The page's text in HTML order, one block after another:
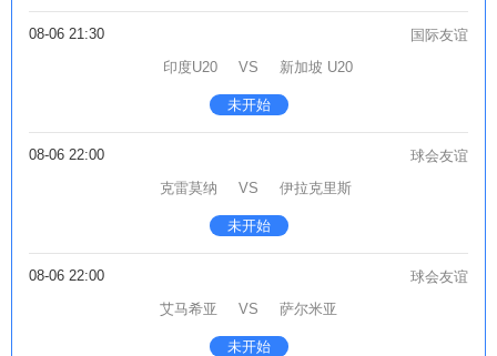
08-06 21:30
国际友谊
印度U20
VS 新加坡 U20
未开始
08-06 22:00
球会友谊
克雷莫纳
VS 伊拉克里斯
未开始
08-06 22:00
球会友谊
艾马希亚
VS 萨尔米亚
未开始